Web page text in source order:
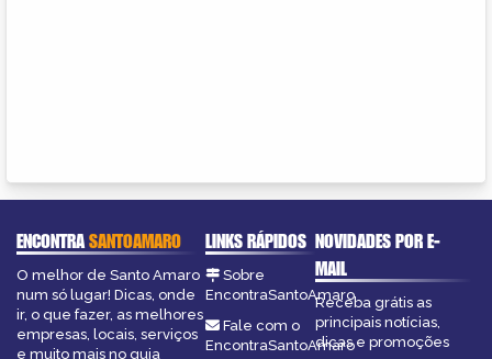
ENCONTRASANTOAMARO
O melhor de Santo Amaro
num só lugar! Dicas, onde
ir, o que fazer, as melhores
empresas, locais, serviços
e muito mais no guia
LINKS RÁPIDOS
Sobre
EncontraSantoAmaro
Fale com o
EncontraSantoAmaro
NOVIDADES POR E-
MAIL
Receba grátis as
principais notícias,
dicas e promoções